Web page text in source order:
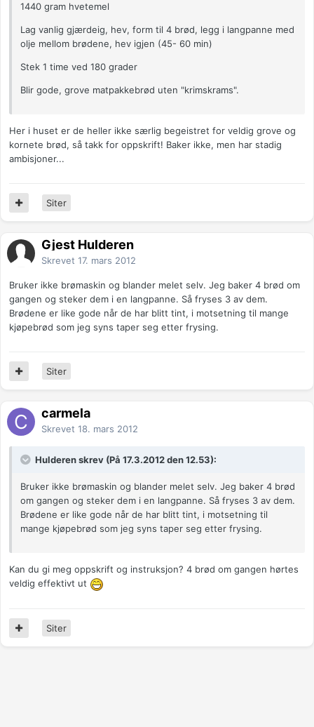
1440 gram hvetemel
Lag vanlig gjærdeig, hev, form til 4 brød, legg i langpanne med
olje mellom brødene, hev igjen (45- 60 min)
Stek 1 time ved 180 grader
Blir gode, grove matpakkebrød uten "krimskrams".
Her i huset er de heller ikke særlig begeistret for veldig grove og
kornete brød, så takk for oppskrift! Baker ikke, men har stadig
ambisjoner...
Siter
Gjest Hulderen
Skrevet 17. mars 2012
Bruker ikke brømaskin og blander melet selv. Jeg baker 4 brød om
gangen og steker dem i en langpanne. Så fryses 3 av dem.
Brødene er like gode når de har blitt tint, i motsetning til mange
kjøpebrød som jeg syns taper seg etter frysing.
Siter
carmela
Skrevet 18. mars 2012
Hulderen skrev (På 17.3.2012 den 12.53):
Bruker ikke brømaskin og blander melet selv. Jeg baker 4 brød
om gangen og steker dem i en langpanne. Så fryses 3 av dem.
Brødene er like gode når de har blitt tint, i motsetning til
mange kjøpebrød som jeg syns taper seg etter frysing.
Kan du gi meg oppskrift og instruksjon? 4 brød om gangen hørtes
veldig effektivt ut
Siter